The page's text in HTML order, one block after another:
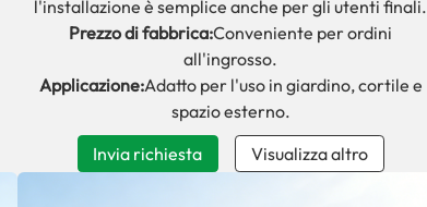
l'installazione è semplice anche per gli utenti finali.
Prezzo di fabbrica:Conveniente per ordini
all'ingrosso.
Applicazione:Adatto per l'uso in giardino, cortile e
spazio esterno.
Invia richiesta
Visualizza altro